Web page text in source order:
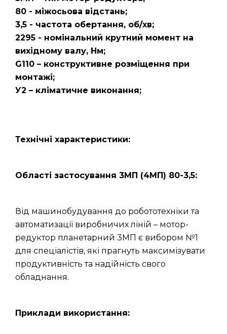
80 - міжосьова відстань;
3,5 - частота обертання, об/хв;
2295 - номінальний крутний момент на
вихідному валу, Нм;
G110 – конструктивне розміщення при
монтажі;
У2 – кліматичне виконання;
Технічні характеристики:
Області застосування 3МП (4МП) 80-3,5:
Від машинобудування до робототехніки та
автоматизації виробничих ліній – мотор-
редуктор планетарний 3МП є вибором №1
для спеціалістів, які прагнуть максимізувати
продуктивність та надійність свого
обладнання.
Приклади використання: